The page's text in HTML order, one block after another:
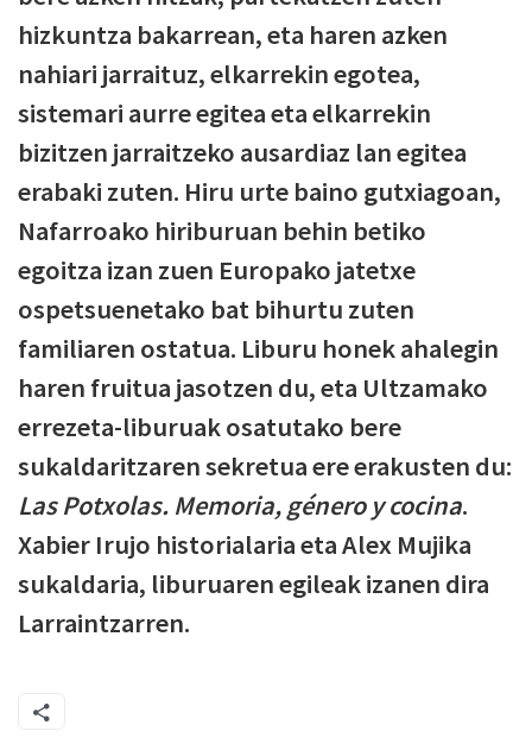
hizkuntza bakarrean, eta haren azken
nahiari jarraituz, elkarrekin egotea,
sistemari aurre egitea eta elkarrekin
bizitzen jarraitzeko ausardiaz lan egitea
erabaki zuten. Hiru urte baino gutxiagoan,
Nafarroako hiriburuan behin betiko
egoitza izan zuen Europako jatetxe
ospetsuenetako bat bihurtu zuten
familiaren ostatua. Liburu honek ahalegin
haren fruitua jasotzen du, eta Ultzamako
errezeta-liburuak osatutako bere
sukaldaritzaren sekretua ere erakusten du:
Las Potxolas. Memoria, género y cocina.
Xabier Irujo historialaria eta Alex Mujika
sukaldaria, liburuaren egileak izanen dira
Larraintzarren.